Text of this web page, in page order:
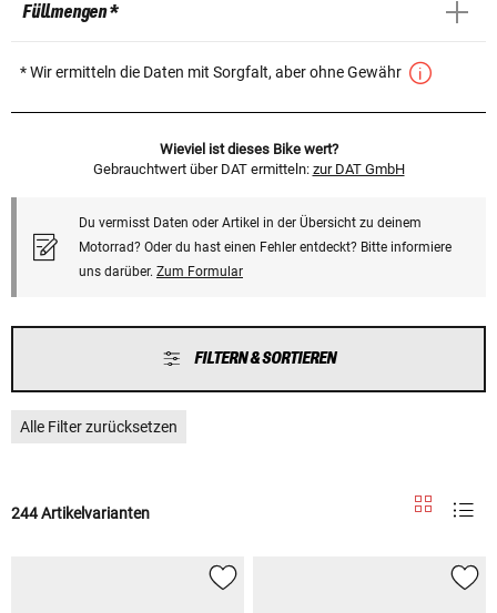
Füllmengen *
* Wir ermitteln die Daten mit Sorgfalt, aber ohne Gewähr
Wieviel ist dieses Bike wert?
Gebrauchtwert über DAT ermitteln: zur DAT GmbH
Du vermisst Daten oder Artikel in der Übersicht zu deinem
Motorrad? Oder du hast einen Fehler entdeckt? Bitte informiere
uns darüber. Zum Formular
FILTERN & SORTIEREN
Alle Filter zurücksetzen
244 Artikelvarianten